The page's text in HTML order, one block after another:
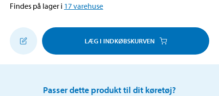
Findes på lager i 17varehuse
LÆG I INDKØBSKURVEN
Passer dette produkt til dit køretøj?